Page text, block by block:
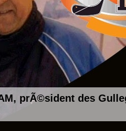
prÃ©sident des